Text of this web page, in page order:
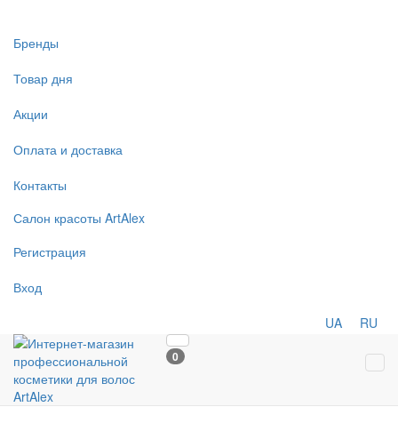
Бренды
Товар дня
Акции
Оплата и доставка
Контакты
Салон красоты ArtAlex
Регистрация
Вход
UA RU
0